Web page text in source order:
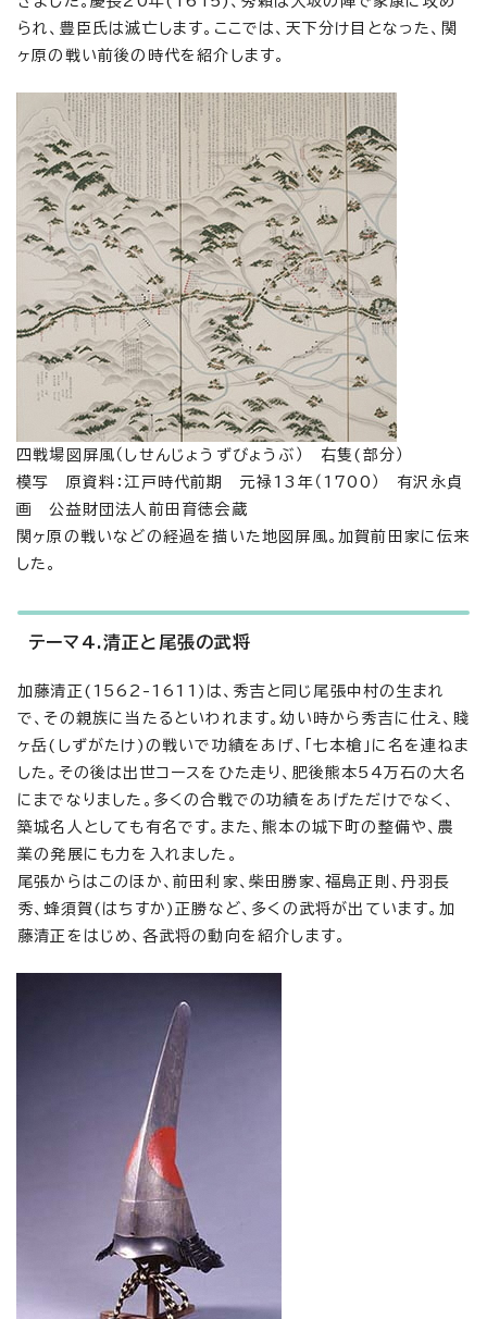
られ、豊臣氏は滅亡します。ここでは、天下分け目となった、関
ヶ原の戦い前後の時代を紹介します。
四戦場図屏風（しせんじょうずびょうぶ） 右隻(部分）
模写 原資料：江戸時代前期 元禄13年（1700） 有沢永貞
画 公益財団法人前田育徳会蔵
関ヶ原の戦いなどの経過を描いた地図屏風。加賀前田家に伝来
した。
テーマ4.清正と尾張の武将
加藤清正(1562-1611)は、秀吉と同じ尾張中村の生まれ
で、その親族に当たるといわれます。幼い時から秀吉に仕え、賤
ヶ岳(しずがたけ)の戦いで功績をあげ、「七本槍」に名を連ねま
した。その後は出世コースをひた走り、肥後熊本54万石の大名
にまでなりました。多くの合戦での功績をあげただけでなく、
築城名人としても有名です。また、熊本の城下町の整備や、農
業の発展にも力を入れました。
尾張からはこのほか、前田利家、柴田勝家、福島正則、丹羽長
秀、蜂須賀(はちすか)正勝など、多くの武将が出ています。加
藤清正をはじめ、各武将の動向を紹介します。